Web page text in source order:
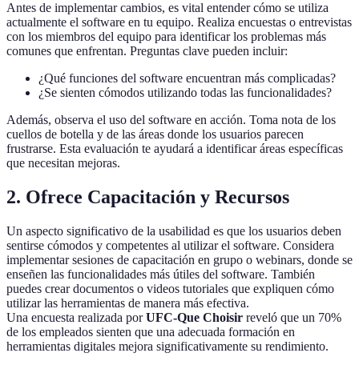
Antes de implementar cambios, es vital entender cómo se utiliza
actualmente el software en tu equipo. Realiza encuestas o entrevistas
con los miembros del equipo para identificar los problemas más
comunes que enfrentan. Preguntas clave pueden incluir:
¿Qué funciones del software encuentran más complicadas?
¿Se sienten cómodos utilizando todas las funcionalidades?
Además, observa el uso del software en acción. Toma nota de los
cuellos de botella y de las áreas donde los usuarios parecen
frustrarse. Esta evaluación te ayudará a identificar áreas específicas
que necesitan mejoras.
2. Ofrece Capacitación y Recursos
Un aspecto significativo de la usabilidad es que los usuarios deben
sentirse cómodos y competentes al utilizar el software. Considera
implementar sesiones de capacitación en grupo o webinars, donde se
enseñen las funcionalidades más útiles del software. También
puedes crear documentos o videos tutoriales que expliquen cómo
utilizar las herramientas de manera más efectiva.
Una encuesta realizada porUFC-Que Choisir reveló que un 70%
de los empleados sienten que una adecuada formación en
herramientas digitales mejora significativamente su rendimiento.